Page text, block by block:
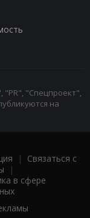
"Спецпроект",
на
| Связаться с
|
в сфере